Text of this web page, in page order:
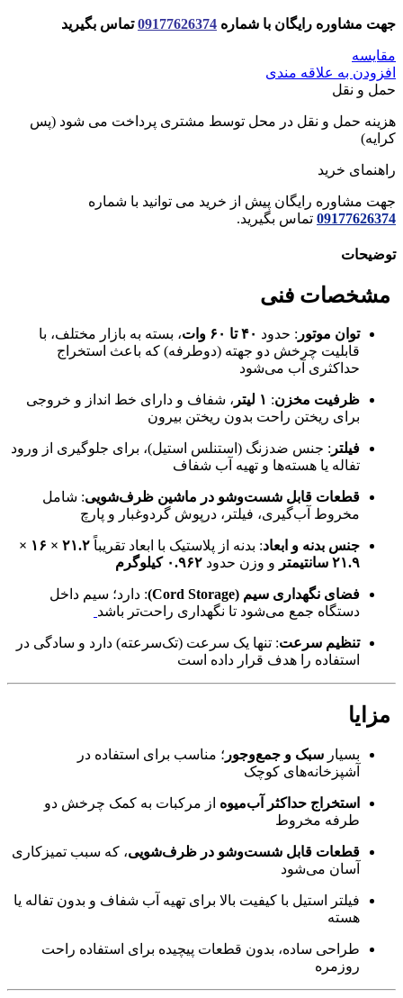
کنوود
جهت مشاوره رایگان با شماره 09177626374تماس بگیرید
مقایسه
افزودن به علاقه مندی
حمل و نقل
هزینه حمل و نقل در محل توسط مشتری پرداخت می شود (پس
کرایه)
راهنمای خرید
جهت مشاوره رایگان پیش از خرید می توانید با شماره
09177626374 تماس بگیرید.
توضیحات
مشخصات فنی
توان موتور : حدود ۴۰ تا ۶۰ وات
، بسته به بازار مختلف، با
قابلیت چرخش دو جهته (دو‌طرفه) که باعث استخراج
حداکثری آب می‌شود
ظرفیت مخزن: ۱ لیتر
، شفاف و دارای خط انداز و خروجی
برای ریختن راحت بدون ریختن بیرون
فیلتر : جنس ضدزنگ (استنلس استیل)، برای جلوگیری از ورود
تفاله یا هسته‌ها و تهیه آب شفاف
قطعات قابل شست‌وشو در ماشین ظرف‌شویی: شامل
مخروط آب‌گیری، فیلتر، درپوش گردوغبار و پارچ
جنس بدنه و ابعاد: بدنه از پلاستیک با ابعاد تقریباً
۲۱.۲ × ۱۶ ×
۲۱.۹ سانتیمتر
و وزن حدود ۰.۹۶۲ کیلوگرم
فضای نگهداری سیم (Cord Storage)
: دارد؛ سیم داخل
دستگاه جمع می‌شود تا نگهداری راحت‌تر باشد
تنظیم سرعت: تنها یک سرعت (تک‌سرعته) دارد و سادگی در
استفاده را هدف قرار داده است
مزایا
بسیار سبک و جمع‌وجور ؛ مناسب برای استفاده در
آشپزخانه‌های کوچک
استخراج حداکثر آب‌میوه از مرکبات به کمک چرخش دو
طرفه مخروط
قطعات قابل شست‌وشو در ظرف‌شویی، که سبب تمیزکاری
آسان می‌شود
فیلتر استیل با کیفیت بالا برای تهیه آب شفاف و بدون تفاله یا
هسته
طراحی ساده، بدون قطعات پیچیده برای استفاده راحت
روزمره